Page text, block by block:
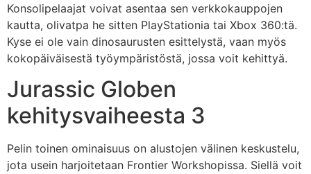
Konsolipelaajat voivat asentaa sen verkkokauppojen
kautta, olivatpa he sitten PlayStationia tai Xbox 360:tä.
Kyse ei ole vain dinosaurusten esittelystä, vaan myös
kokopäiväisestä työympäristöstä, jossa voit kehittyä.
Jurassic Globen
kehitysvaiheesta 3
Pelin toinen ominaisuus on alustojen välinen keskustelu,
jota usein harjoitetaan Frontier Workshopissa. Siellä voit